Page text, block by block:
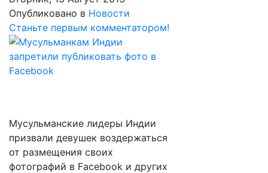
Опубликовано в Новости
Станьте первым комментатором!
Мусульманские лидеры Индии
призвали девушек воздержаться
от размещения своих
фотографий в Facebook и других